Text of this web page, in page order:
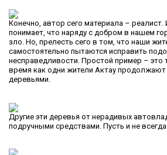
Конечно, автор сего материала – реалист.
понимает, что наряду с добром в нашем
зло. Но, прелесть сего в том, что наши
самостоятельно пытаются исправить
несправедливости. Простой пример – это
время как одни жители Актау продолжают
деревьями.
Другие эти деревья от нерадивых
подручными средствами. Пусть и не всегда